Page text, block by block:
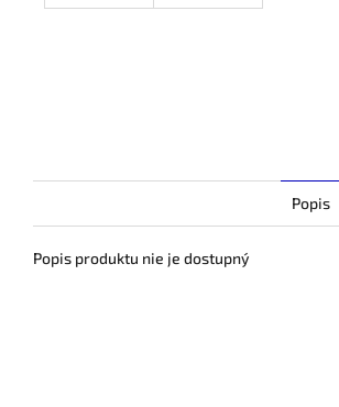
Popis
Popis produktu nie je dostupný